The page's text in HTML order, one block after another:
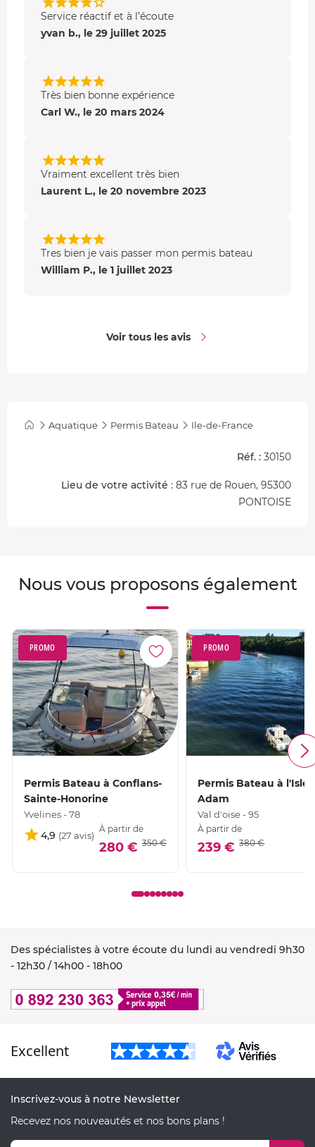
Service réactif et à l’écoute
yvan b., le 29 juillet 2025
Très bien bonne expérience
Carl W., le 20 mars 2024
Vraiment excellent très bien
Laurent L., le 20 novembre 2023
Tres bien je vais passer mon permis bateau
William P., le 1 juillet 2023
Voir tous les avis
Aquatique Permis Bateau Ile-de-France
Réf. : 30150
Lieu de votre activité : 83 rue de Rouen, 95300
PONTOISE
Nous vous proposons également
PROMO
Permis Bateau à Conflans-
Sainte-Honorine
Yvelines - 78
4,9
À partir de
280 € 350 €
PROMO
Permis Bateau à l'Isle-
Adam
Val d'oise - 95
À partir de
239 € 380 €
Des spécialistes à votre écoute du lundi au vendredi 9h30
- 12h30 / 14h00 - 18h00
Excellent
Inscrivez-vous à notre Newsletter
Recevez nos nouveautés et nos bons plans !